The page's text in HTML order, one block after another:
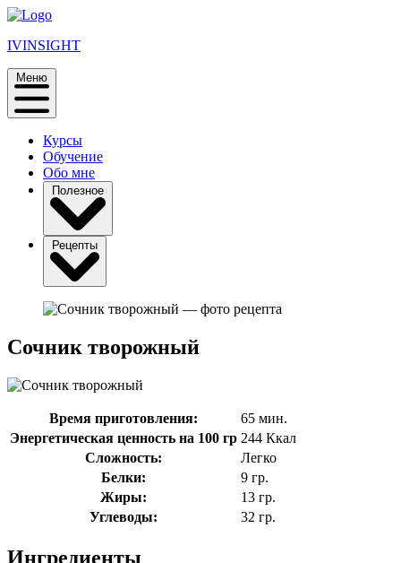
IVINSIGHT
Меню
Курсы
Обучение
Обо мне
Полезное
Рецепты
Сочник творожный
Время приготовления:
65 мин.
Энергетическая ценность на 100 гр 244 Ккал
Сложность:
Легко
Белки:
9 гр.
Жиры:
13 гр.
Углеводы:
32 гр.
Ингредиенты